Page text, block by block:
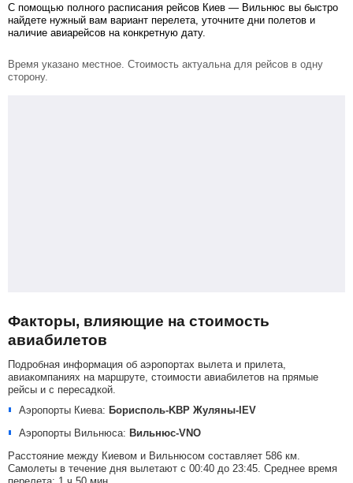
С помощью полного расписания рейсов Киев — Вильнюс вы быстро
найдете нужный вам вариант перелета, уточните дни полетов и
наличие авиарейсов на конкретную дату.
Время указано местное. Стоимость актуальна для рейсов в одну
сторону.
Факторы, влияющие на стоимость
авиабилетов
Подробная информация об аэропортах вылета и прилета,
авиакомпаниях на маршруте, стоимости авиабилетов на прямые
рейсы и с пересадкой.
Аэропорты Киева: Борисполь-KBP Жуляны-IEV
Аэропорты Вильнюса: Вильнюс-VNO
Расстояние между Киевом и Вильнюсом составляет 586 км.
Самолеты в течение дня вылетают с 00:40 до 23:45. Среднее время
перелета: 1 ч 50 мин.